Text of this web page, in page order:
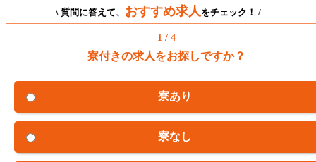
\ 質問に答えて、 おすすめ求人 をチェック！ /
1 / 4
寮付きの求人をお探しですか？
寮あり
寮なし